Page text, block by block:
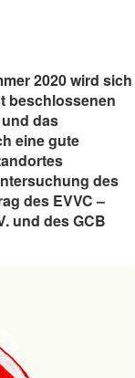
2020 wird sich
beschlossenen
das
eine gute
des
des EVVC –
und des GCB